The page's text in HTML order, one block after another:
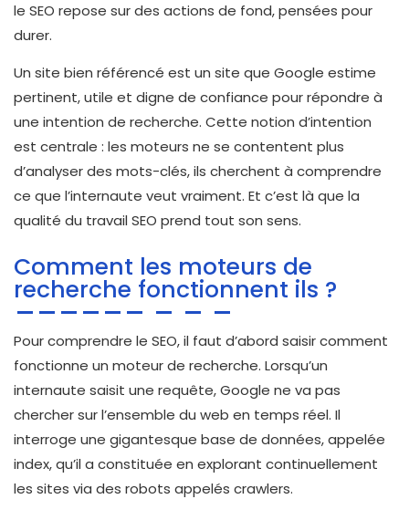
le SEO repose sur des actions de fond, pensées pour
durer.
Un site bien référencé est un site que Google estime
pertinent, utile et digne de confiance pour répondre à
une intention de recherche. Cette notion d’intention
est centrale : les moteurs ne se contentent plus
d’analyser des mots-clés, ils cherchent à comprendre
ce que l’internaute veut vraiment. Et c’est là que la
qualité du travail SEO prend tout son sens.
Comment les moteurs de
recherche fonctionnent ils ?
Pour comprendre le SEO, il faut d’abord saisir comment
fonctionne un moteur de recherche. Lorsqu’un
internaute saisit une requête, Google ne va pas
chercher sur l’ensemble du web en temps réel. Il
interroge une gigantesque base de données, appelée
index, qu’il a constituée en explorant continuellement
les sites via des robots appelés crawlers.